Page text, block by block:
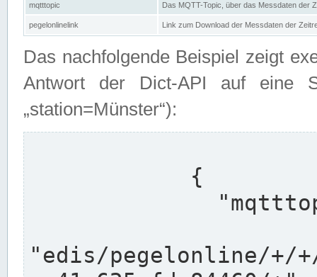
mqtttopic Das MQTT-Topic, über das Messdaten der
pegelonlinelink Link zum Download der Messdaten der
Das nachfolgende Beispiel zeigt
Antwort der Dict-API auf eine
„station=Münster“):
"edis/pegelonline/+/